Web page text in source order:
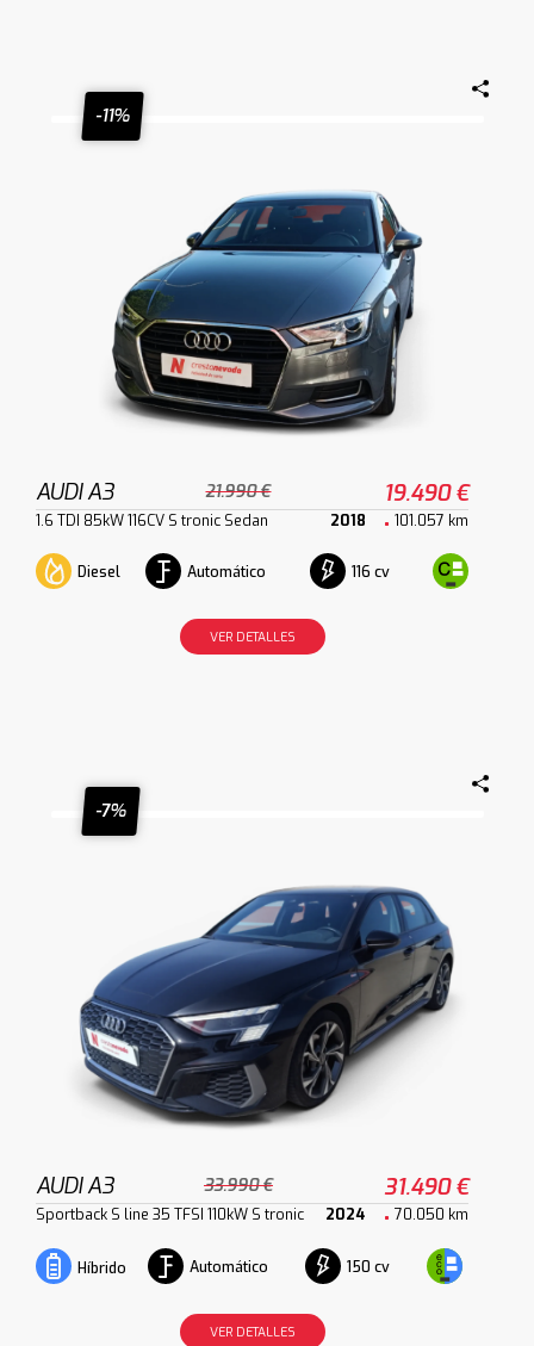
-11%
AUDI A3 21.990 € 19.490 €
1.6 TDI 85kW 116CV S tronic Sedan 2018 101.057 km
Diesel Automático 116 cv
VER DETALLES
-7%
AUDI A3 33.990 € 31.490 €
Sportback S line 35 TFSI 110kW S tronic 2024 70.050 km
Híbrido Automático 150 cv
VER DETALLES